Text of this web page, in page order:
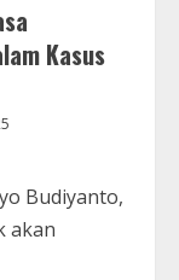
Kasus
Budiyanto,
akan